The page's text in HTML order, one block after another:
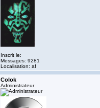
Inscrit le:
Messages: 9281
Localisation: af
Colok
Administrateur